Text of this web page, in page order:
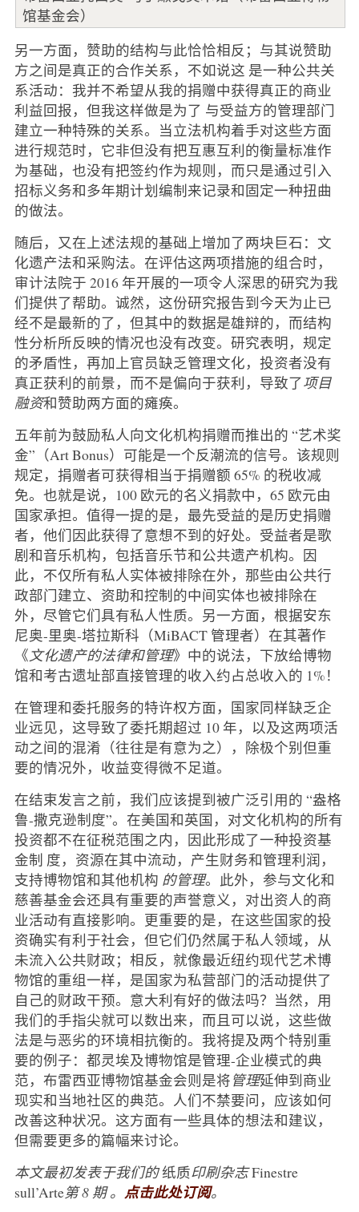
馆基金会）
另一方面，赞助的结构与此恰恰相反；与其说赞助
方之间是真正的合作关系，不如说这 是一种公共关
系活动：我并不希望从我的捐赠中获得真正的商业
利益回报，但我这样做是为了 与受益方的管理部门
建立一种特殊的关系。当立法机构着手对这些方面
进行规范时，它非但没有把互惠互利的衡量标准作
为基础，也没有把签约作为规则，而只是通过引入
招标义务和多年期计划编制来记录和固定一种扭曲
的做法。
随后，又在上述法规的基础上增加了两块巨石：文
化遗产法和采购法。在评估这两项措施的组合时，
审计法院于 2016 年开展的一项令人深思的研究为我
们提供了帮助。诚然，这份研究报告到今天为止已
经不是最新的了，但其中的数据是雄辩的，而结构
性分析所反映的情况也没有改变。研究表明，规定
的矛盾性，再加上官员缺乏管理文化，投资者没有
真正获利的前景，而不是偏向于获利，导致了项目
融资和赞助两方面的瘫痪。
五年前为鼓励私人向文化机构捐赠而推出的 “艺术奖
金”（Art Bonus）可能是一个反潮流的信号。该规则
规定，捐赠者可获得相当于捐赠额 65% 的税收减
免。也就是说，100 欧元的名义捐款中，65 欧元由
国家承担。值得一提的是，最先受益的是历史捐赠
者，他们因此获得了意想不到的好处。受益者是歌
剧和音乐机构，包括音乐节和公共遗产机构。因
此，不仅所有私人实体被排除在外，那些由公共行
政部门建立、资助和控制的中间实体也被排除在
外，尽管它们具有私人性质。另一方面，根据安东
尼奥-里奥-塔拉斯科（MiBACT 管理者）在其著作
《文化遗产的法律和管理》中的说法，下放给博物
馆和考古遗址部直接管理的收入约占总收入的 1%！
在管理和委托服务的特许权方面，国家同样缺乏企
业远见，这导致了委托期超过 10 年，以及这两项活
动之间的混淆（往往是有意为之），除极个别但重
要的情况外，收益变得微不足道。
在结束发言之前，我们应该提到被广泛引用的 “盎格
鲁-撒克逊制度”。在美国和英国，对文化机构的所有
投资都不在征税范围之内，因此形成了一种投资基
金制 度，资源在其中流动，产生财务和管理利润，
支持博物馆和其他机构 的管理。此外，参与文化和
慈善基金会还具有重要的声誉意义，对出资人的商
业活动有直接影响。更重要的是，在这些国家的投
资确实有利于社会，但它们仍然属于私人领域，从
未流入公共财政；相反，就像最近纽约现代艺术博
物馆的重组一样，是国家为私营部门的活动提供了
自己的财政干预。意大利有好的做法吗？当然，用
我们的手指尖就可以数出来，而且可以说，这些做
法是与恶劣的环境相抗衡的。我将提及两个特别重
要的例子：都灵埃及博物馆是管理-企业模式的典
范，布雷西亚博物馆基金会则是将管理延伸到商业
现实和当地社区的典范。人们不禁要问，应该如何
改善这种状况。这方面有一些具体的想法和建议，
但需要更多的篇幅来讨论。
本文最初发表于我们的纸质印刷杂志Finestre
sull’Arte第 8 期。 点击此处订阅。